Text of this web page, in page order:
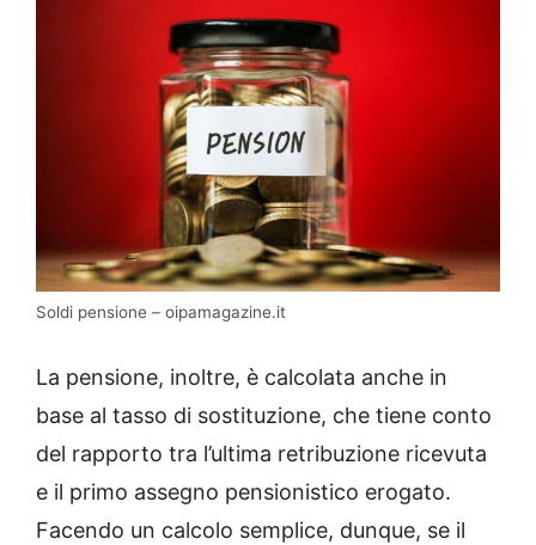
Soldi pensione – oipamagazine.it
La pensione, inoltre, è calcolata anche in
base al tasso di sostituzione, che tiene conto
del rapporto tra l’ultima retribuzione ricevuta
e il primo assegno pensionistico erogato.
Facendo un calcolo semplice, dunque, se il